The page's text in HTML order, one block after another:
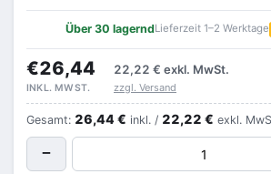
Über 30 lagerndLieferzeit 1–2 Werktage
€26,44 22,22 € exkl. MwSt.
INKL. MWST. zzgl. Versand
Gesamt: 26,44 € inkl. / 22,22 € exkl.
−